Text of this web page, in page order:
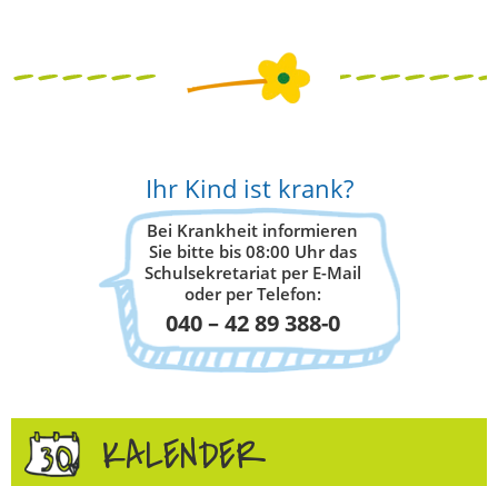
Ihr Kind ist krank?
Bei Krankheit informieren
Sie bitte bis 08:00 Uhr das
Schulsekretariat per E-Mail
oder per Telefon:
040 – 42 89 388-0
KALENDER